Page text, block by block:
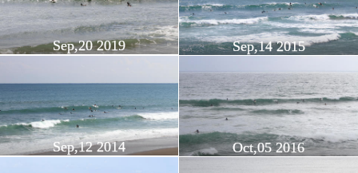
Sep,20 2019 Sep,14 2015
Sep,12 2014 Oct,05 2016